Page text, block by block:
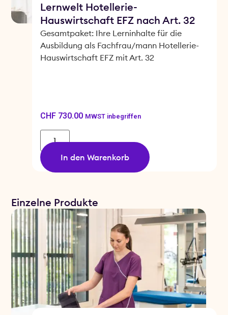
Lernwelt Hotellerie-
Hauswirtschaft EFZ nach Art. 32
Gesamtpaket: Ihre Lerninhalte für die
Ausbildung als Fachfrau/mann Hotellerie-
Hauswirtschaft EFZ mit Art. 32
CHF730.00 MWST inbegriffen
In den Warenkorb
Einzelne Produkte